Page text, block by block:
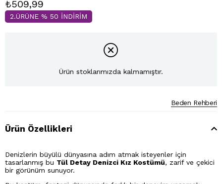
₺509,99
2.ÜRÜNE % 50 İNDİRİM
Ürün stoklarımızda kalmamıştır.
Beden Rehberi
Ürün Özellikleri
Denizlerin büyülü dünyasına adım atmak isteyenler için
tasarlanmış bu Tül Detay Denizci Kız Kostümü, zarif ve çekici
bir görünüm sunuyor.